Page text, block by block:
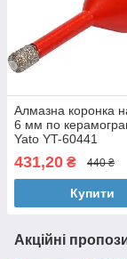
Алмазна коронка
6 мм по
Yato YT-60441
431,20 ₴ 440 ₴
Купити
Акційні